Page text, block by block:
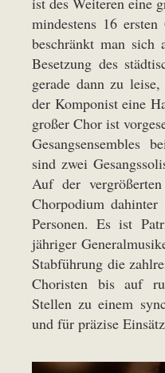
mindestens 16
beschränkt man sich
Besetzung des
gerade dann zu
der Komponist eine
großer Chor ist
Gesangsensembles
sind zwei
Auf der
Chorpodium
Personen. Es ist
jähriger
Stabführung die
Choristen bis auf
Stellen zu einem
und für präzise